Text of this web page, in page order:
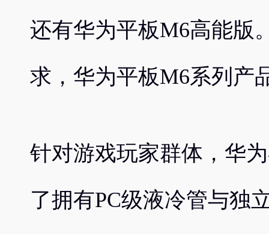
还有华为平板M6高能版
求，华为平板M6系列产
针对游戏玩家群体，华
了拥有PC级液冷管与独